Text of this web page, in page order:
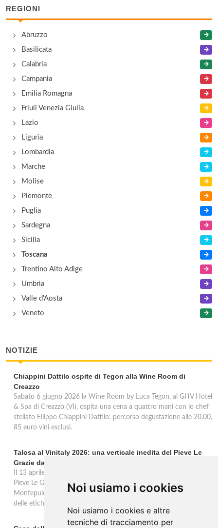
Noi usiamo i cookies
Noi usiamo i cookies e altre
tecniche di tracciamento per
Bellavista
via Belvedere 14, Massa
Bertoneri
via del Cavatore 25, Carrara
Brizzi
REGIONI
Abruzzo
Basilicata
Calabria
Campania
Emilia Romagna
Friuli Venezia Giulia
Lazio
Liguria
Lombardia
Marche
Molise
Piemonte
Puglia
Sardegna
Sicilia
Toscana
Trentino Alto Adige
Umbria
Valle d'Aosta
Veneto
NOTIZIE
Chiappini Dattilo ospite di Tegon alla Wine Room di
Creazzo
Sabato 6 giugno 2026 la Wine Room by Luca Tegon, al GHV Hotel
& Spa di Creazzo (VI), ospita una cena a quattro mani con lo chef
stellato Filippo Chiappini Dattilo: percorso degustazione alle 20.00,
85 euro vini esclusi.
Talosa al Vinitaly 2026: una verticale inedita del Pieve Le
Grazie dal 2016 al 2020
Il 13 aprile 2026 al Vinitaly, Talosa presenta la verticale inedita del
Pieve Le Grazie: cinque annate dal 2016 al 2020 del Nobile di
Montepulciano a 95 punti Vinous, per ripercorrere la genesi di una
delle etichette iconiche di Montepulciano.